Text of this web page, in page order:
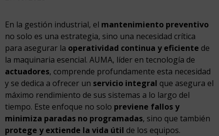
En la gestión industrial, el mantenimiento preventivo
no solo es una estrategia, sino una necesidad crítica
para asegurar la operatividad continua y eficiente de
la maquinaria esencial. AUMA, líder en tecnología de
actuadores, comprende profundamente esta necesidad
y se dedica a ofrecer un servicio integral que asegura el
máximo rendimiento de sus sistemas a lo largo del
tiempo. Este enfoque no solo previene fallos y
minimiza paradas no programadas, sino que también
protege y extiende la vida útil de los equipos.